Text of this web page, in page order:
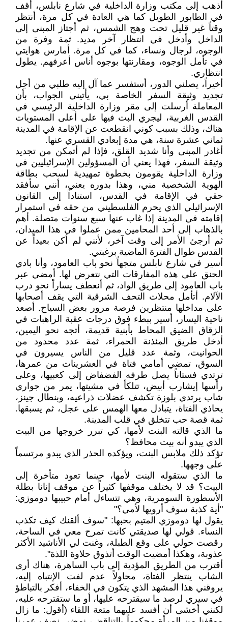
أذهب إلى مكتب وزارة الداخلية في شارع نابلس، أقف
في الطابور الطويل كما هي العادة في كل مرة، أنتظر
وقتاً غير قليل تحت وهج الشمس، ثم أجتاز المبنى إلى
الداخل وأدخل في انتظار آخر مديد. ثمة وفرة من
الوجوه، لرجال ونساء، كما في كل مرة. أمارس هوايتي
في تأمل الوجوه، ومقارنتها بوجوه أناس أعرفهم. يطول
انتظاري.
أخيراً، يصلني الدور، أستفسر عما آل إليه طلبي من أجل
تجديد وثيقة السفر الخاصة بي، يأتيني الجواب، بأن
المعاملة أرسلت إلى مقر وزارة الداخلية الرئيسي في
القدس الغربية، ليجري البت فيها على أعلى المستويات
هناك، وذلك بسبب كوني انقطعت عن الإقامة في المدينة
ثماني عشرة سنة، هي مدة إبعادي القسري عنها.
أغادر المبنى وأنا شديد القلق، فإذا لم أتمكن من تجديد
وثيقة السفر، فهذا يعني أن المسؤولين الإسرائيليين في
وزارة الداخلية يقومون بخطوة تمهيدية لسحب بطاقة
الهوية الشخصية مني، وهذا بدوره يعني، أنني سأفقد
حقي في الإقامة في القدس، استناداً إلى القانون
الإسرائيلي الذي يحرم الفلسطيني من حقه في استمرار
إقامته في المدينة إذا غاب عنها سبع سنوات متصلة. أهم
بالذهاب إلى أحد المحامين ممن عملوا في هذا الميدان،
ثم أرجئ الأمر إلى وقت آخر، لأنني لم أكن بعيداً عن
القدس طوال الفترة الماضية برغبتي.
أسير في شارع نابلس متجهاً نحو باب العامود، وأنا بادي
الحنق على هذه المفارقات التي نتعرض لها. أمضي عبر
باب العامود إلى طريق الواد، ثم أنعطف يساراً نحو درب
الآلام. أتأمل محلات التحف الشرقية التي يقف أصحابها
على مداخلها منتظرين فرصة مرور بعض السياح. أصعد
ناحية اليسار، أسير ببطء فوق درجات عقبة الراهبات في
الزقاق الضيق المحاط بأبنية قديمة، أتجه نحو اليمين،
أدخل طريق المئذنة الحمراء، ثمة عدد محدود من
الحوانيت، وثمة عدد قليل من الناس يسيرون في
السوق، تمضي أمامي فتاة في العشرينات من عمرها،
ترتدي فستاناً يصل طرفه الفضفاض إلى كعبيها، وعلى
رأسها إيشارب أبيض، تتلكأ في مشيتها، يمر من جواري
شاب يرتدي بلوزة تكشف عضلات ذراعيه، وبنطال جينز،
يحاذي الفتاة، يتبادل معها الهمس على عجل، ثم يسبقها.
ثمة قصة حب تتخلق في قلب المدينة.
ما الذي قالته البنت لأمها، كي تبرر خروجها من البيت
الذي يبدو أنه بيت محافظ؟
تؤكد ذلك ملابس البنت، ويؤكده الحذر الذي يبدو مرتسماً
على وجهها.
ما الذي ستقوله البنت لأمها، حينما تعود متأخرة إلى
البيت؟ قد لا يختلف موقفها كثيراً عن موقف إنانا بطلة
الأسطورة السومرية، وهي تتساءل أمام حبيبها دوموزي:
"أية كذبة سوف أرويها لأمي؟"
يقول لها دوموزي المتيم بحبها: "سوف ألقنك كيف تكذب
النساء. قولي لها صديقتي كانت تمرح معي في الساحة،
رقصت حولي على وقع الطبلة، وغنت لي الأناشيد الأكثر
عذوبة، وهكذا أمضيت الوقت أتذوق حلاوة اللذة".
أقترب من الطريق المؤدية إلى باب الساهرة، هناك أرى
الشاب ينتظر الفتاة، محاولاً عدم لفت الإنتباه إليه،
يروقني هذا المشهد الذي يتكون في الخفاء، أفكر بالتباطؤ
في سيري لرصد ما سيقترحه عليها، أو ما ستقترحه عليه،
لكنني أخشى أن أفسد عليهما متعة اللقاء (أقول: ما زال